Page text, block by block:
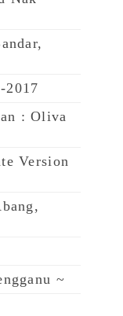
2017
: Oliva
Version
~